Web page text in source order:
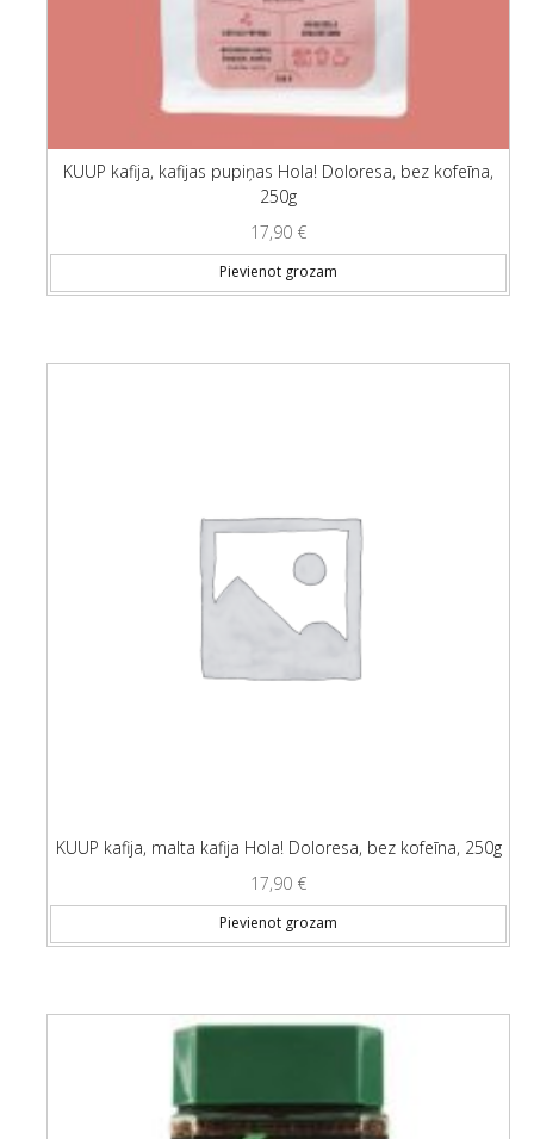
KUUP kafija, kafijas pupiņas Hola! Doloresa, bez kofeīna,
250g
17,90 €
Pievienot grozam
KUUP kafija, malta kafija Hola! Doloresa, bez kofeīna, 250g
17,90 €
Pievienot grozam